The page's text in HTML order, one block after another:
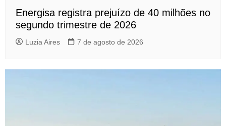
Energisa registra prejuízo de 40 milhões no
segundo trimestre de 2026
Luzia Aires 7 de agosto de 2026